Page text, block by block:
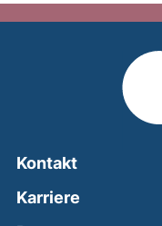
Kontakt
Karriere